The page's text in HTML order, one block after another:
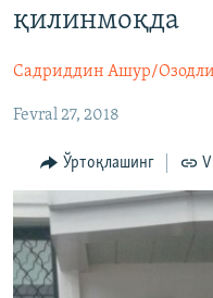
ўтинг
На русском
ИЖТИМОИЙ ТАРМОҚЛАР
Озодлик бошқа
қилинмоқда
Садриддин Ашур/
Fevral 27, 2018
Ўртоқлашинг